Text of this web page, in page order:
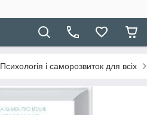
Психологія і саморозвиток для всіх